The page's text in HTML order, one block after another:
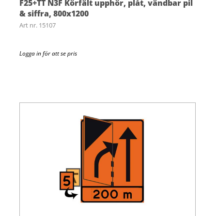
F25+TT N3F Körfält upphör, plåt, vändbar pil
& siffra, 800x1200
Art nr. 15107
Logga in för att se pris